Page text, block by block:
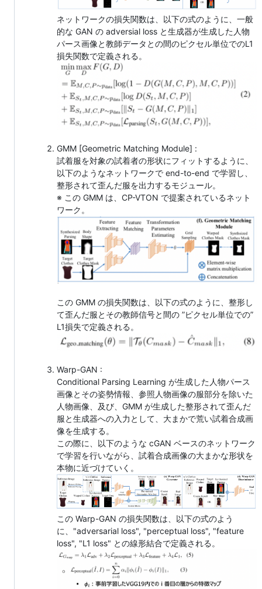
ネットワークの損失関数は、以下の式のように、一般
的な GAN の adversial loss と生成器が生成した人物
パース画像と教師データとの間のピクセル単位でのL1
損失関数で定義される。
GMM [Geometric Matching Module] :
試着服を対象の試着者の形状にフィットするように、
以下のようなネットワークで end-to-end で学習し、
整形されて歪んだ服を出力するモジュール。
※ この GMM は、CP-VTON で提案されているネット
ワーク。
この GMM の損失関数は、以下の式のように、整形し
て歪んだ服とその教師信号と間の ”ピクセル単位での”
L1損失で定義される。
Warp-GAN :
Conditional Parsing Learning が生成した人物パース
画像とその姿勢情報、参照人物画像の服部分を除いた
人物画像、及び、GMM が生成した整形されて歪んだ
服と生成器への入力として、大まかで荒い試着合成画
像を生成する。
この際に、以下のような cGAN ベースのネットワーク
で学習を行いながら、試着合成画像の大まかな形状を
本物に近づけていく。
この Warp-GAN の損失関数は、以下の式のよう
に、"adversarial loss", "perceptual loss", "feature
loss", "L1 loss" との線形結合で定義される。